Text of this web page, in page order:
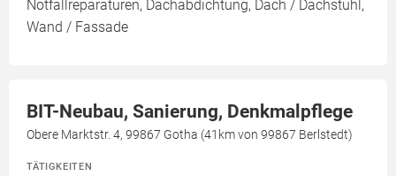
Notfallreparaturen, Dachabdichtung, Dach / Dachstuhl,
Wand / Fassade
BIT-Neubau, Sanierung, Denkmalpflege
Obere Marktstr. 4, 99867 Gotha (41km von 99867 Berlstedt)
TÄTIGKEITEN